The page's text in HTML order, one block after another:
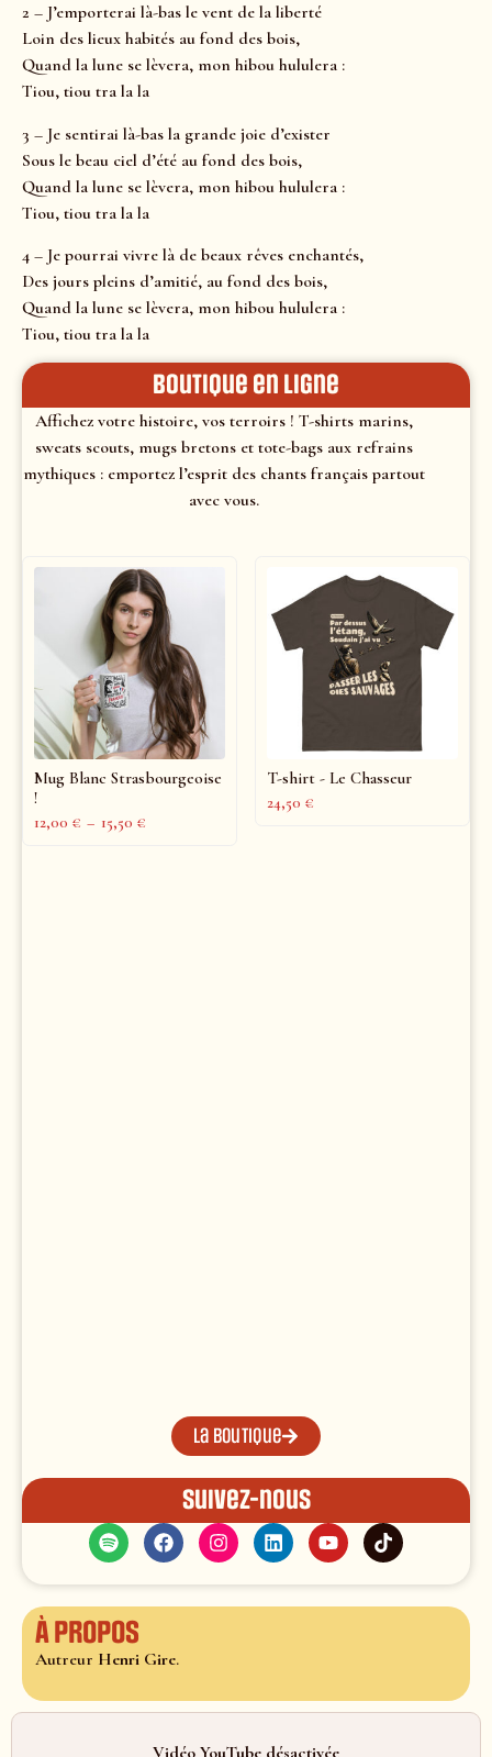
2 – J’emporterai là-bas le vent de la liberté
Loin des lieux habités au fond des bois,
Quand la lune se lèvera, mon hibou hululera :
Tiou, tiou tra la la
3 – Je sentirai là-bas la grande joie d’exister
Sous le beau ciel d’été au fond des bois,
Quand la lune se lèvera, mon hibou hululera :
Tiou, tiou tra la la
4 – Je pourrai vivre là de beaux rêves enchantés,
Des jours pleins d’amitié, au fond des bois,
Quand la lune se lèvera, mon hibou hululera :
Tiou, tiou tra la la
Boutique en ligne
Affichez votre histoire, vos terroirs ! T-shirts marins,
sweats scouts, mugs bretons et tote-bags aux refrains
mythiques : emportez l’esprit des chants français partout
avec vous.
Mug Blanc Strasbourgeoise
!
12,00 € – 15,50 €
T-shirt - Le Chasseur
24,50 €
La boutique
Suivez-nous
À propos
Autreur Henri Gire.
Vidéo YouTube désactivée